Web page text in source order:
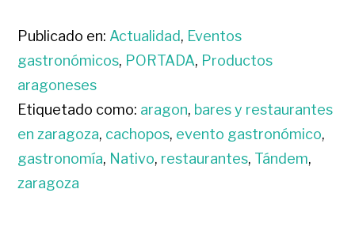
Publicado en: Actualidad, Eventos
gastronómicos, PORTADA, Productos
aragoneses
Etiquetado como: aragon, bares y restaurantes
en zaragoza, cachopos, evento gastronómico,
gastronomía, Nativo, restaurantes, Tándem,
zaragoza